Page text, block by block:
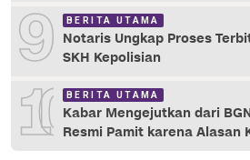
9 BERITA UTAMA
Notaris Ungkap Proses
SKH Kepolisian
10 BERITA UTAMA
Kabar Mengejutkan dari
Resmi Pamit karena Alasan